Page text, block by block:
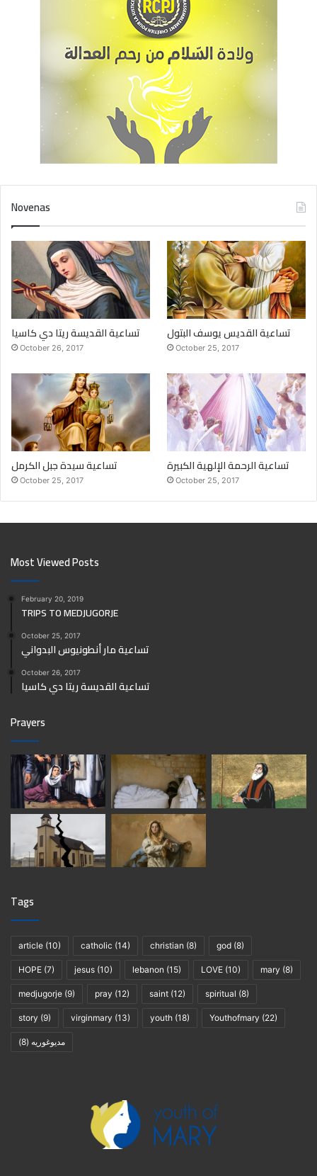
Novenas
تساعية القديسة ريتا دي كاسيا
October 26, 2017
تساعية القديس يوسف البتول
October 25, 2017
تساعية سيدة جبل الكرمل
October 25, 2017
تساعية الرحمة الإلهية الكبيرة
October 25, 2017
Most Viewed Posts
February 20, 2019
TRIPS TO MEDJUGORJE
October 25, 2017
تساعية مار أنطونيوس البدواني
October 26, 2017
تساعية القديسة ريتا دي كاسيا
Prayers
Tags
article (10) catholic (14) christian (8) god (8)
HOPE (7) jesus (10) lebanon (15) LOVE (10) mary (8)
medjugorje (9) pray (12) saint (12) spiritual (8)
story (9) virginmary (13) youth (18) Youthofmary (22)
مديوغوريه (8)